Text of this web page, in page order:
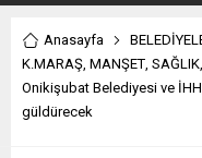
Anasayfa
K.MARAŞ, MANŞET, SAĞLIK,
Onikişubat Belediyesi ve
güldürecek